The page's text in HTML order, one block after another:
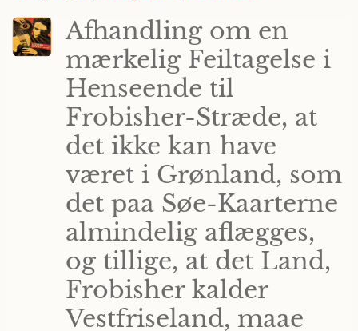
Afhandling om en
mærkelig Feiltagelse i
Henseende til
Frobisher-Stræde, at
det ikke kan have
været i Grønland, som
det paa Søe-Kaarterne
almindelig aflægges,
og tillige, at det Land,
Frobisher kalder
Vestfriseland, maae